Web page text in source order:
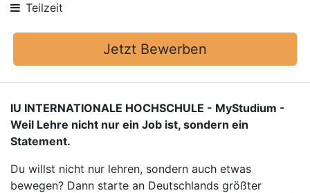
Teilzeit
Jetzt Bewerben
IU INTERNATIONALE HOCHSCHULE - MyStudium -
Weil Lehre nicht nur ein Job ist, sondern ein
Statement.
Du willst nicht nur lehren, sondern auch etwas
bewegen? Dann starte an Deutschlands größter